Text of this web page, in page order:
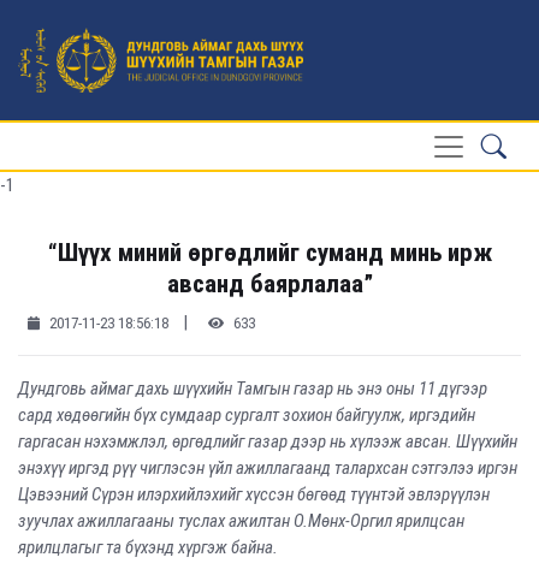
-1
“Шүүх миний өргөдлийг суманд минь ирж
авсанд баярлалаа”
2017-11-23 18:56:18 | 633
Дундговь аймаг дахь шүүхийн Тамгын газар нь энэ оны 11 дүгээр
сард хөдөөгийн бүх сумдаар сургалт зохион байгуулж, иргэдийн
гаргасан нэхэмжлэл, өргөдлийг газар дээр нь хүлээж авсан. Шүүхийн
энэхүү иргэд рүү чиглэсэн үйл ажиллагаанд талархсан сэтгэлээ иргэн
Цэвээний Сүрэнилэрхийлэхийг хүссэн бөгөөд түүнтэй эвлэрүүлэн
зуучлах ажиллагааны туслах ажилтан О.Мөнх-Оргил ярилцсан
ярилцлагыг та бүхэнд хүргэж байна.